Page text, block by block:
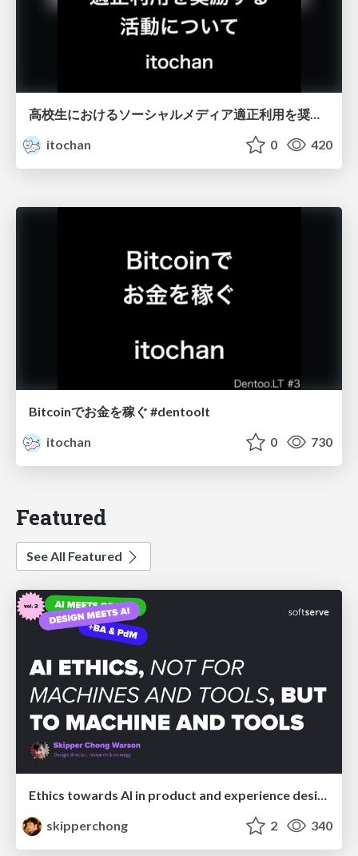
高校生におけるソーシャルメディア適正利用を奨励する活動について
itochan
0 420
Bitcoinでお金を稼ぐ #dentoolt
itochan
0 730
Featured
See All Featured
skipperchong
2 340